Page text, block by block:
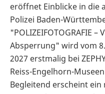
eröffnet Einblicke in die
Polizei Baden-
"POLIZEIFOTOGRAFIE
Absperrung" wird vom
2027 erstmalig bei
Reiss-Engelhorn-
Begleitend erscheint